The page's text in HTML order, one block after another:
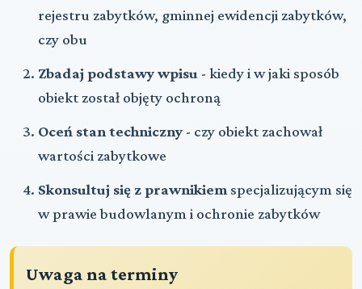
rejestru zabytków, gminnej ewidencji zabytków,
czy obu
Zbadaj podstawy wpisu - kiedy i w jaki sposób
obiekt został objęty ochroną
Oceń stan techniczny - czy obiekt zachował
wartości zabytkowe
Skonsultuj się z prawnikiem specjalizującym się
w prawie budowlanym i ochronie zabytków
Uwaga na terminy